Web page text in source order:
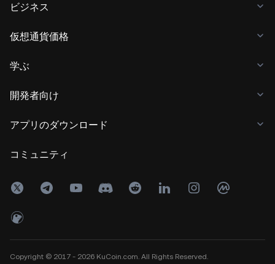
ビジネス
仮想通貨価格
学ぶ
開発者向け
アプリのダウンロード
コミュニティ
Copyright © 2017 - 2026 KuCoin.com. All Rights Reserved.